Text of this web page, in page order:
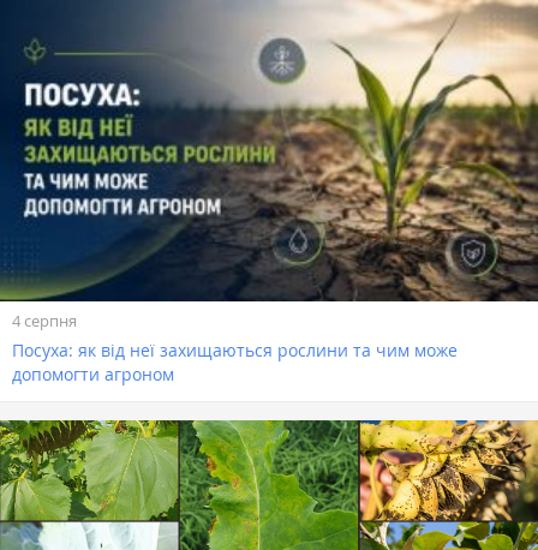
4 серпня
Посуха: як від неї захищаються рослини та чим може
допомогти агроном